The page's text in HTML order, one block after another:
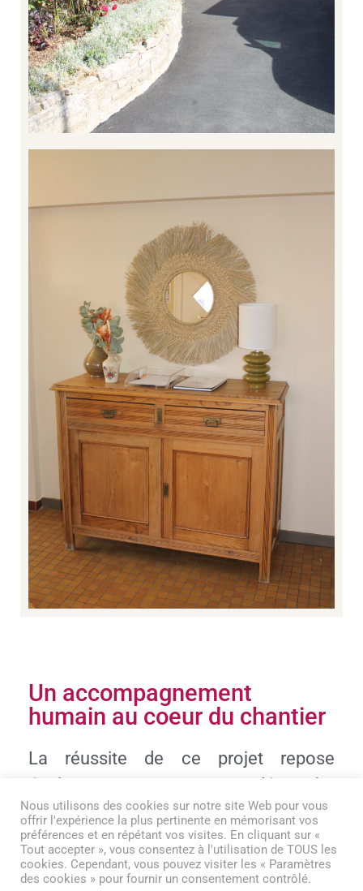
Un accompagnement
humain au coeur du chantier
La réussite de ce projet repose
également sur une démarche
personnalisée auprès des résidents.
Durant les travaux, des « logements de
courtoisie » ont été mis à disposition
Nous utilisons des cookies sur notre site Web pour vous
offrir l'expérience la plus pertinente en mémorisant vos
préférences et en répétant vos visites. En cliquant sur «
Tout accepter », vous consentez à l'utilisation de TOUS les
cookies. Cependant, vous pouvez visiter les « Paramètres
des cookies » pour fournir un consentement contrôlé.